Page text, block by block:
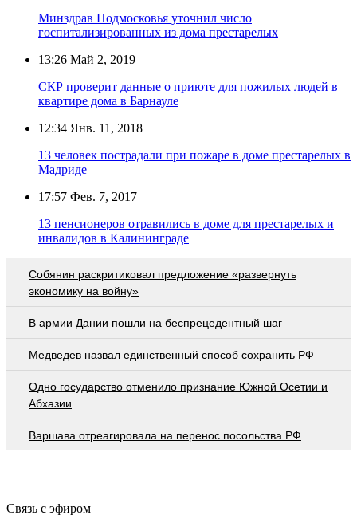
Минздрав Подмосковья уточнил число
госпитализированных из дома престарелых
13:26 Май 2, 2019
СКР проверит данные о приюте для пожилых людей в
квартире дома в Барнауле
12:34 Янв. 11, 2018
13 человек пострадали при пожаре в доме престарелых в
Мадриде
17:57 Фев. 7, 2017
13 пенсионеров отравились в доме для престарелых и
инвалидов в Калининграде
Собянин раскритиковал предложение «развернуть
экономику на войну»
В армии Дании пошли на беспрецедентный шаг
Медведев назвал единственный способ сохранить РФ
Одно государство отменило признание Южной Осетии и
Абхазии
Варшава отреагировала на перенос посольства РФ
Связь с эфиром